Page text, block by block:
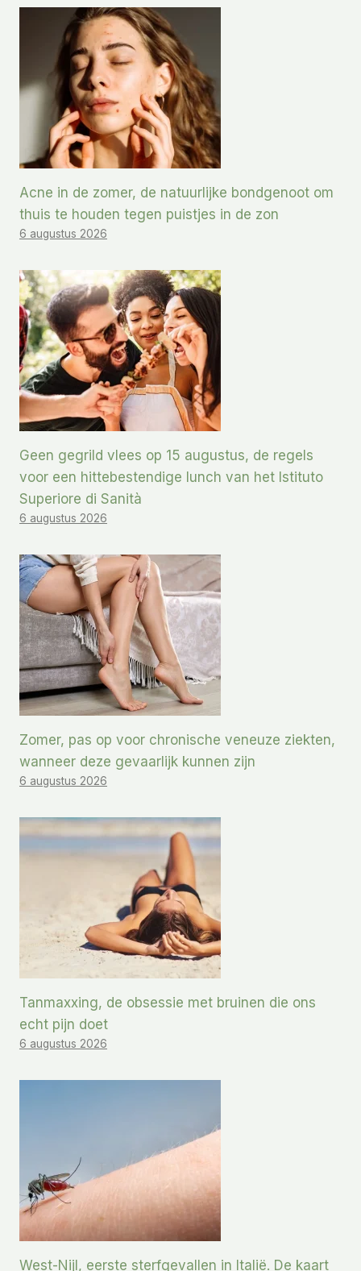
Acne in de zomer, de natuurlijke bondgenoot om
thuis te houden tegen puistjes in de zon
6 augustus 2026
Geen gegrild vlees op 15 augustus, de regels
voor een hittebestendige lunch van het Istituto
Superiore di Sanità
6 augustus 2026
Zomer, pas op voor chronische veneuze ziekten,
wanneer deze gevaarlijk kunnen zijn
6 augustus 2026
Tanmaxxing, de obsessie met bruinen die ons
echt pijn doet
6 augustus 2026
West-Nijl, eerste sterfgevallen in Italië. De kaart